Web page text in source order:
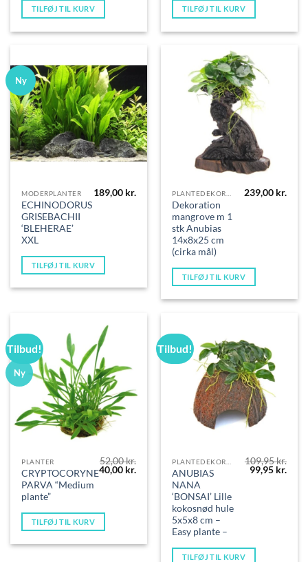
TILFØJ TIL KURV TILFØJ TIL KURV
Ny
MODERPLANTER
ECHINODORUS
GRISEBACHII
‘BLEHERAE’
XXL
189,00 kr.
TILFØJ TIL KURV
Dekoration
mangrove m 1
stk Anubias
14x8x25 cm
(cirka mål)
239,00 kr.
TILFØJ TIL KURV
Tilbud!
Ny
PLANTER
CRYPTOCORYNE
PARVA “Medium
plante”
52,00kr.
Den
oprindelige
40,00 kr.
40,00 kr..
TILFØJ TIL KURV
Tilbud!
ANUBIAS
NANA
‘BONSAI’ Lille
kokosnød hule
5x5x8 cm –
Easy plante –
109,95kr.
Den
oprindelige
99,95 kr.
TILFØJ TIL KURV